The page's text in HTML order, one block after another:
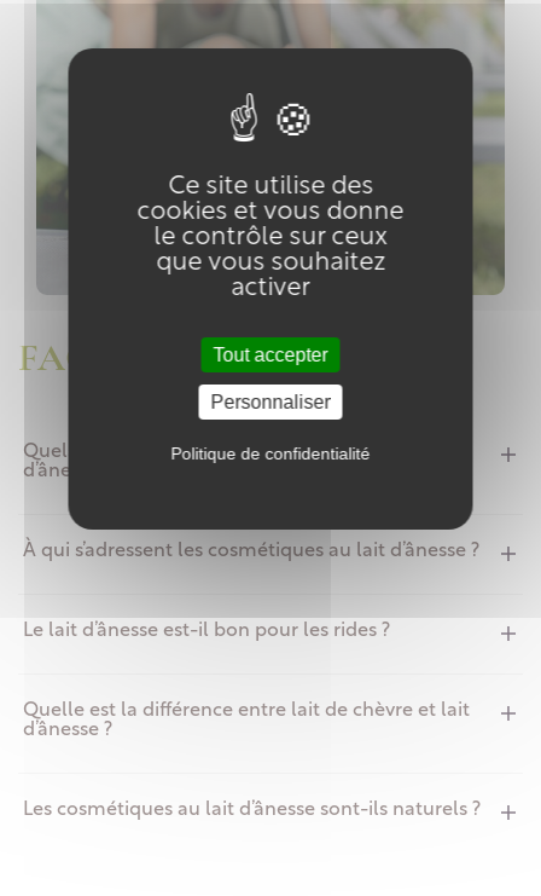
Ce site utilise des
cookies et vous donne
le contrôle sur ceux
que vous souhaitez
activer
Tout accepter
Personnaliser
Politique de confidentialité
FAQ sur Au lait d'ânesse
Quels sont les bienfaits des cosmétiques au lait
d’ânesse ?
À qui s’adressent les cosmétiques au lait d’ânesse ?
Le lait d’ânesse est-il bon pour les rides ?
Quelle est la différence entre lait de chèvre et lait
d’ânesse ?
Les cosmétiques au lait d’ânesse sont-ils naturels ?